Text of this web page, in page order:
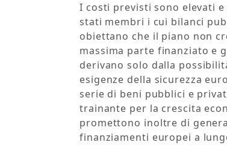
I costi previsti sono elevati
stati membri i cui bilanci
obiettano che il piano non
massima parte finanziato e
derivano solo dalla
esigenze della sicurezza
serie di beni pubblici e
trainante per la crescita
promettono inoltre di
finanziamenti europei a